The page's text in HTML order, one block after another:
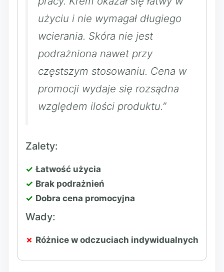
użyciu i nie wymagał długiego
wcierania. Skóra nie jest
podrażniona nawet przy
częstszym stosowaniu. Cena w
promocji wydaje się rozsądna
względem ilości produktu.”
Zalety:
Łatwość użycia
Brak podrażnień
Dobra cena promocyjna
Wady:
Różnice w odczuciach indywidualnych